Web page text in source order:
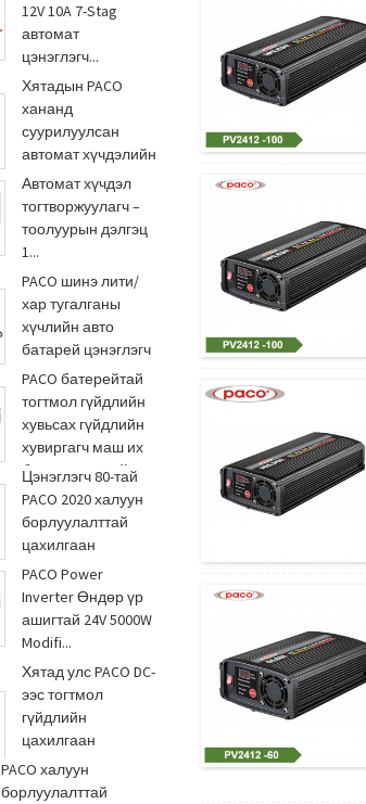
12V 10A 7-Stag
автомат
цэнэглэгч...
Хятадын PACO
хананд
суурилуулсан
автомат хүчдэлийн
зохицуулагч ...
Автомат хүчдэл
тогтворжуулагч –
тоолуурын дэлгэц
1...
PACO шинэ лити/
хар тугалганы
хүчлийн авто
батарей цэнэглэгч
12...
PACO батерейтай
тогтмол гүйдлийн
хувьсах гүйдлийн
хувиргагч маш их
борлуулалттай...
Цэнэглэгч 80-тай
PACO 2020 халуун
борлуулалттай
цахилгаан
инвертер...
PACO Power
Inverter Өндөр үр
ашигтай 24V 5000W
Modifi...
Хятад улс PACO DC-
ээс тогтмол
гүйдлийн
цахилгаан
хувиргагч 6Amp
үйлдвэрлэл...
PACO халуун
борлуулалттай